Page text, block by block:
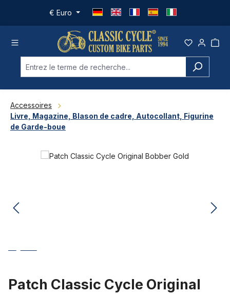
Passer au contenu principal
€ Euro
Accessoires
Livre, Magazine, Blason de cadre, Autocollant, Figurine
de Garde-boue
Ignorer la galerie d'images
Patch Classic Cycle Original